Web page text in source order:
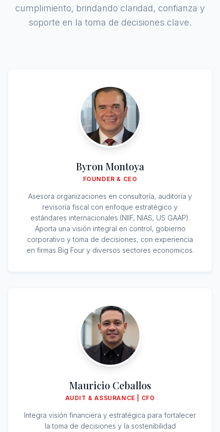
cumplimiento, brindando claridad, confianza y
soporte en la toma de decisiones clave.
Byron Montoya
FOUNDER & CEO
Asesora organizaciones en consultoría, auditoría y
revisoría fiscal con enfoque estratégico y
estándares internacionales (NIIF, NIAS, US GAAP).
Aporta una visión integral en control, gobierno
corporativo y toma de decisiones, con experiencia
en firmas Big Four y diversos sectores economicos.
Mauricio Ceballos
AUDIT & ASSURANCE | CFO
Integra visión financiera y estratégica para fortalecer
la toma de decisiones y la sostenibilidad